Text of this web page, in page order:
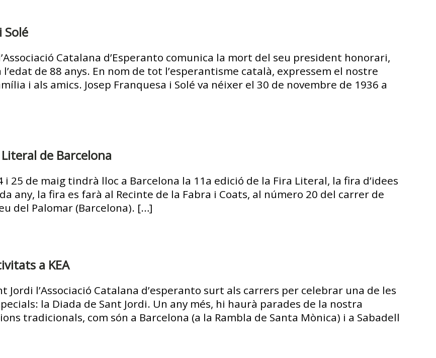
Solé
Catalana d’Esperanto comunica la mort del seu president honorari,
l’edat de 88 anys. En nom de tot l’esperantisme català, expressem el nostre
i als amics. Josep Franquesa i Solé va néixer el 30 de novembre de 1936 a
de Barcelona
i 25 de maig tindrà lloc a Barcelona la 11a edició de la Fira Literal, la fira d’idees
any, la fira es farà al Recinte de la Fabra i Coats, al número 20 del carrer de
del Palomar (Barcelona). […]
a KEA
Jordi l’Associació Catalana d’esperanto surt als carrers per celebrar una de les
la Diada de Sant Jordi. Un any més, hi haurà parades de la nostra
tradicionals, com són a Barcelona (a la Rambla de Santa Mònica) i a Sabadell